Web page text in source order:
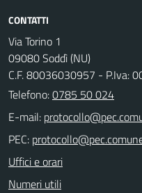
CONTATTI
Via Torino 1
09080 Soddì (NU)
C.F. 80036030957 - P.Iva:
Telefono:0785 50 024
E-mail:
PEC:
Uffici e orari
Numeri utili